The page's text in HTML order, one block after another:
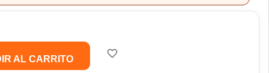
AL CARRITO favorite_border